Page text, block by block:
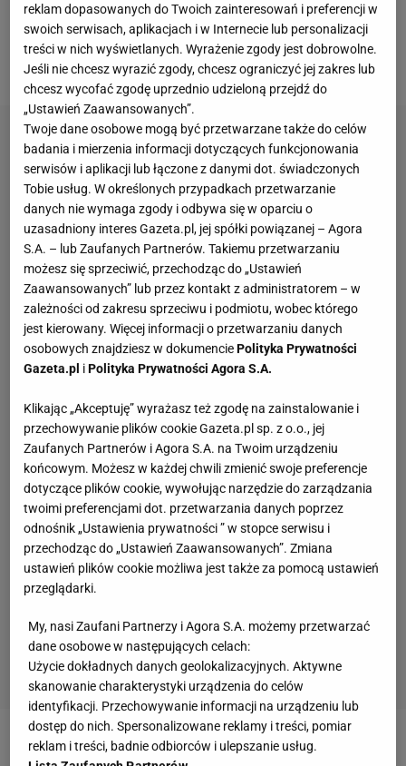
Ukrainy. Ostatnio mieliśmy zamieszanie w tej
sprawie, bo FIA wycofała wymóg dokumentu, ale
wygląda na to, że zmieniła zdanie.
Zobacz wideoSłoweńcy już wkrótce mogą mieć
reklam dopasowanych do Twoich zainteresowań i preferencji w
swoich serwisach, aplikacjach i w Internecie lub personalizacji
treści w nich wyświetlanych. Wyrażenie zgody jest dobrowolne.
Jeśli nie chcesz wyrazić zgody, chcesz ograniczyć jej zakres lub
chcesz wycofać zgodę uprzednio udzieloną przejdź do
„Ustawień Zaawansowanych”.
Twoje dane osobowe mogą być przetwarzane także do celów
badania i mierzenia informacji dotyczących funkcjonowania
serwisów i aplikacji lub łączone z danymi dot. świadczonych
Tobie usług. W określonych przypadkach przetwarzanie
danych nie wymaga zgody i odbywa się w oparciu o
uzasadniony interes Gazeta.pl, jej spółki powiązanej – Agora
S.A. – lub Zaufanych Partnerów. Takiemu przetwarzaniu
możesz się sprzeciwić, przechodząc do „Ustawień
Zaawansowanych” lub przez kontakt z administratorem – w
zależności od zakresu sprzeciwu i podmiotu, wobec którego
jest kierowany. Więcej informacji o przetwarzaniu danych
osobowych znajdziesz w dokumenciePolityka Prywatności
Gazeta.pl iPolityka Prywatności Agora S.A.
Klikając „Akceptuję” wyrażasz też zgodę na zainstalowanie i
przechowywanie plików cookie Gazeta.pl sp. z o.o., jej
Zaufanych Partnerów i Agora S.A. na Twoim urządzeniu
końcowym. Możesz w każdej chwili zmienić swoje preferencje
dotyczące plików cookie, wywołując narzędzie do zarządzania
twoimi preferencjami dot. przetwarzania danych poprzez
odnośnik „Ustawienia prywatności ” w stopce serwisu i
przechodząc do „Ustawień Zaawansowanych”. Zmiana
ustawień plików cookie możliwa jest także za pomocą ustawień
przeglądarki.
My, nasi Zaufani Partnerzy i Agora S.A. możemy przetwarzać
dane osobowe w następujących celach:
Użycie dokładnych danych geolokalizacyjnych. Aktywne
skanowanie charakterystyki urządzenia do celów
identyfikacji. Przechowywanie informacji na urządzeniu lub
dostęp do nich. Spersonalizowane reklamy i treści, pomiar
reklam i treści, badnie odbiorców i ulepszanie usług.